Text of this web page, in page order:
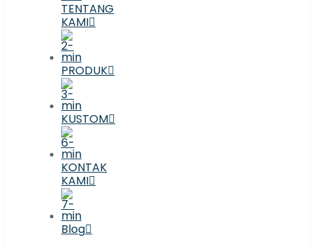
TENTANG
KAMI
PRODUK
KUSTOM
KONTAK
KAMI
Blog